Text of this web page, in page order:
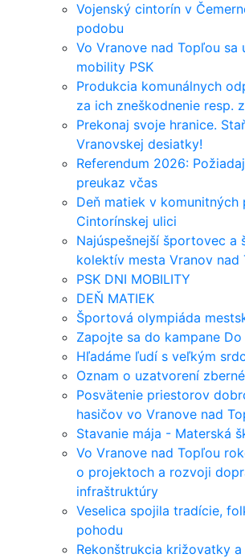
Vojenský cintorín v
podobu
Vo Vranove nad Topľou sa
mobility PSK
Produkcia komunálnych
za ich zneškodnenie resp.
Prekonaj svoje hranice.
Vranovskej desiatky!
Referendum 2026:
preukaz včas
Deň matiek v komunitných
Cintorínskej ulici
Najúspešnejší športovec a
kolektív mesta Vranov nad
PSK DNI MOBILITY
DEŇ MATIEK
Športová olympiáda
Zapojte sa do kampane
Hľadáme ľudí s veľkým
Oznam o uzatvorení
Posvätenie priestorov
hasičov vo Vranove nad
Stavanie mája - Materská
Vo Vranove nad Topľou
o projektoch a rozvoji
infraštruktúry
Veselica spojila tradície,
pohodu
Rekonštrukcia križovatky